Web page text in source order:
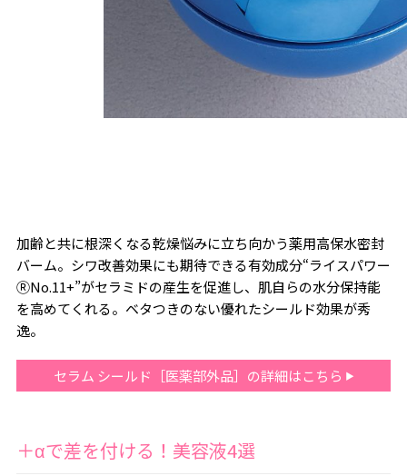
加齢と共に根深くなる乾燥悩みに立ち向かう薬用高保水密封
バーム。シワ改善効果にも期待できる有効成分“ライスパワー
ⓇNo.11+”がセラミドの産生を促進し、肌自らの水分保持能
を高めてくれる。ベタつきのない優れたシールド効果が秀
逸。
セラム シールド［医薬部外品］の詳細はこちら
＋αで差を付ける！美容液4選